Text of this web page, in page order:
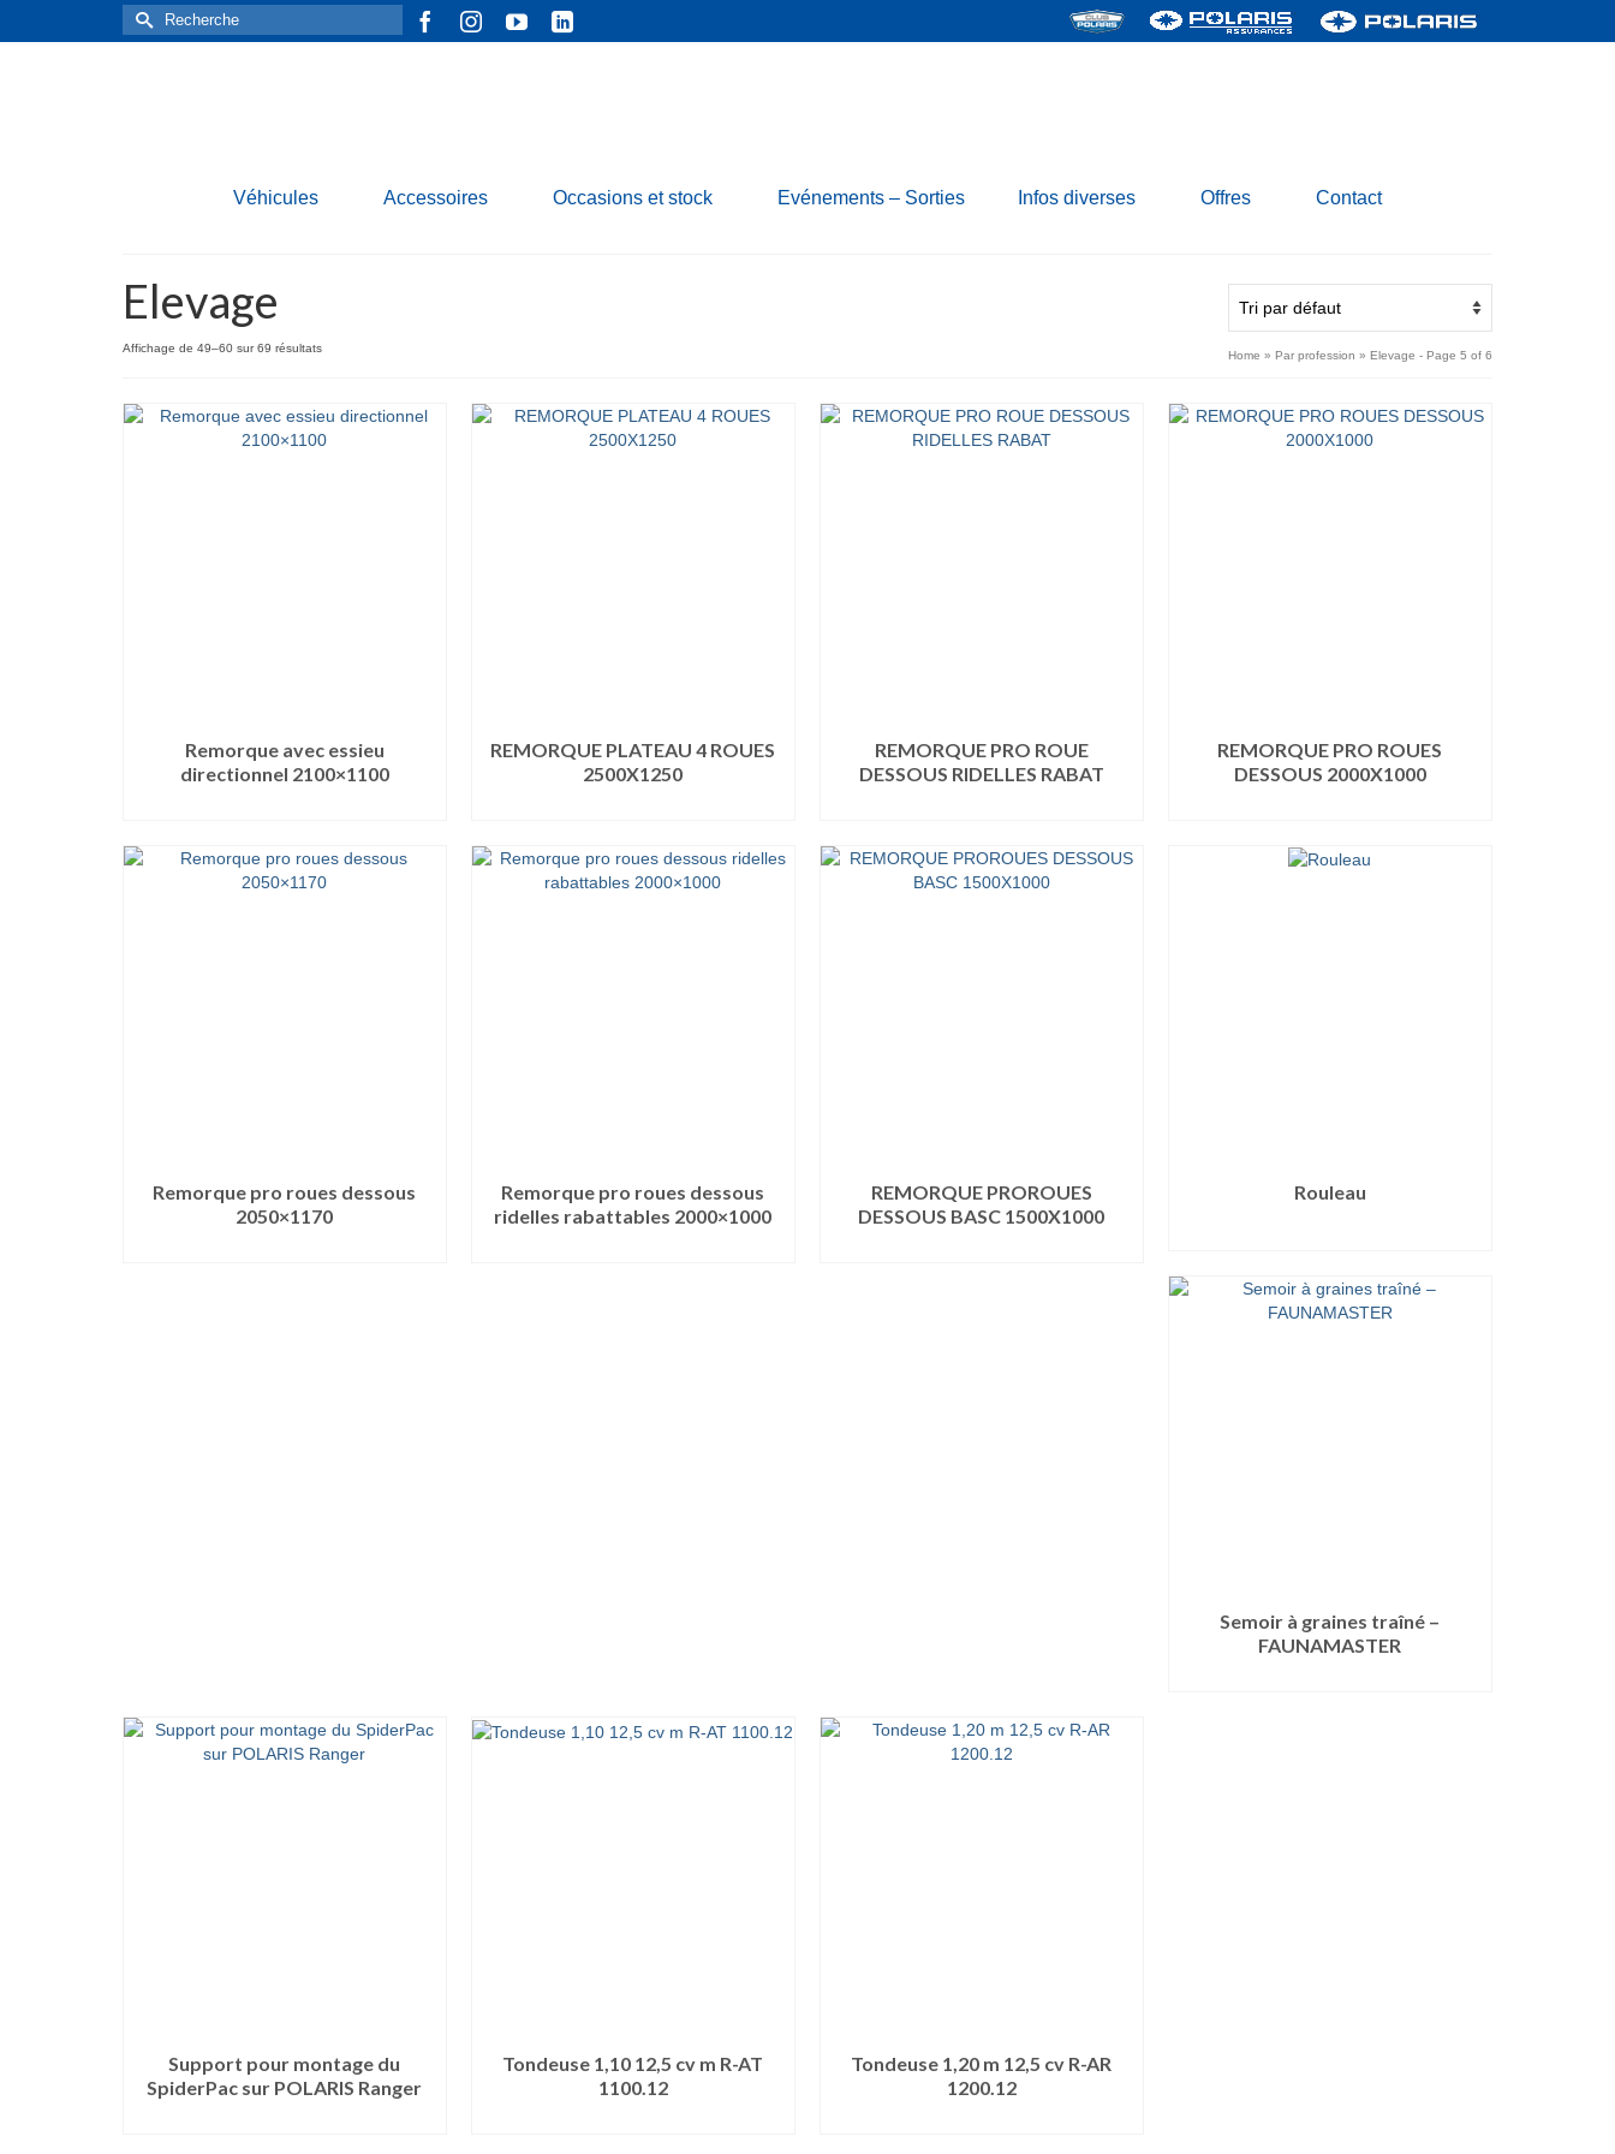
Rechercher :
Véhicules Accessoires Occasions et stock Evénements – Sorties Infos diverses Offres Contact
Elevage
Affichage de 49–60 sur 69 résultats
Home » Par profession » Elevage - Page 5 of 6
Remorque avec essieu
directionnel 2100×1100
REMORQUE PLATEAU 4 ROUES
2500X1250
REMORQUE PRO ROUE
DESSOUS RIDELLES RABAT
REMORQUE PRO ROUES
DESSOUS 2000X1000
Remorque pro roues dessous
2050×1170
Remorque pro roues dessous
ridelles rabattables 2000×1000
REMORQUE PROROUES
DESSOUS BASC 1500X1000
Rouleau
Semoir à graines traîné –
FAUNAMASTER
Support pour montage du
SpiderPac sur POLARIS Ranger
Tondeuse 1,10 12,5 cv m R-AT
1100.12
Tondeuse 1,20 m 12,5 cv R-AR
1200.12